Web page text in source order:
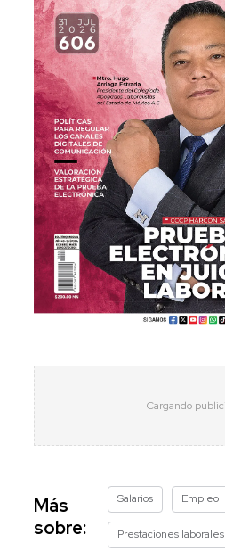
Más
sobre:
Salarios Empleo
Prestaciones laborales